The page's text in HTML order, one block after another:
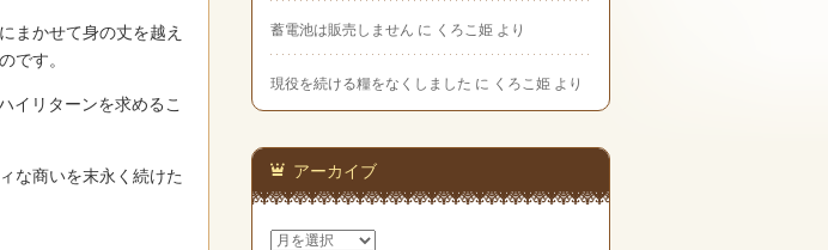
まかせて身の丈を越え
です。
イリターンを求めるこ
な商いを末永く続けた
蓄電池は販売しません に くろこ姫 より
現役を続ける糧をなくしました に くろこ姫 より
アーカイブ
ア